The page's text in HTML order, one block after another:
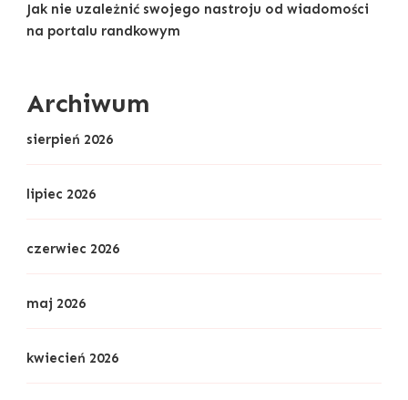
Jak nie uzależnić swojego nastroju od wiadomości
na portalu randkowym
Archiwum
sierpień 2026
lipiec 2026
czerwiec 2026
maj 2026
kwiecień 2026